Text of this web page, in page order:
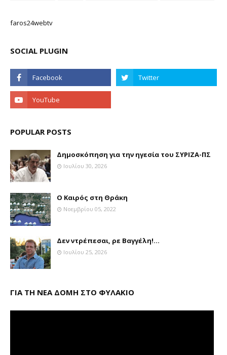
faros24webtv
SOCIAL PLUGIN
POPULAR POSTS
Δημοσκόπηση για την ηγεσία του ΣΥΡΙΖΑ-ΠΣ
Ιουλίου 30, 2026
Ο Καιρός στη Θράκη
Νοεμβρίου 05, 2022
Δεν ντρέπεσαι, ρε Βαγγέλη!...
Ιουλίου 25, 2026
ΓΙΑ ΤΗ ΝΕΑ ΔΟΜΗ ΣΤΟ ΦΥΛΑΚΙΟ